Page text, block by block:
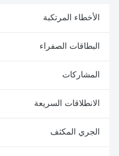
الأخطاء المرتكبة
البطاقات الصفراء
المشاركات
الانطلاقات السريعة
الجري المكثف